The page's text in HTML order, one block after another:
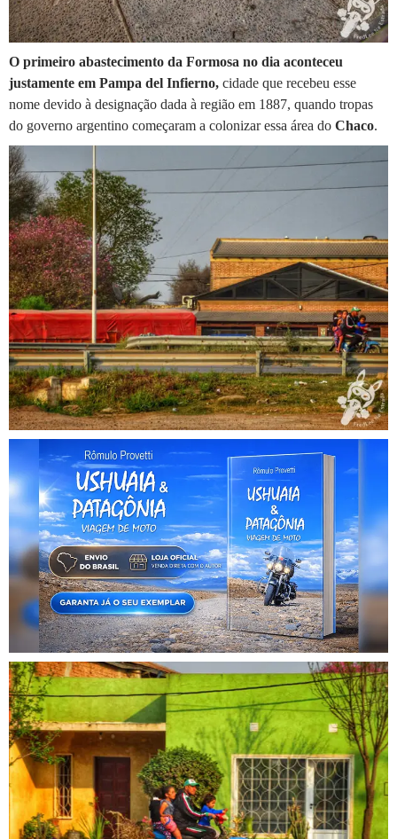
O primeiro abastecimento da Formosa no dia aconteceu
justamente em Pampa del Infierno, cidade que recebeu esse
nome devido à designação dada à região em 1887, quando tropas
do governo argentino começaram a colonizar essa área do Chaco.